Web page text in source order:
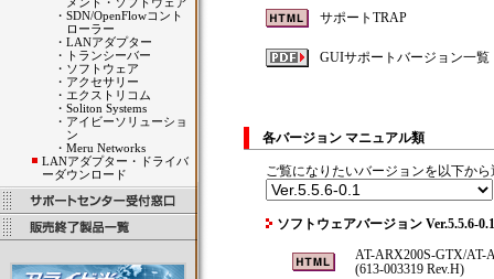
・ SDN/OpenFlowコント
ローラー
・ LANアダプター
・
トランシーバー
・ ソフトウェア
・ アクセサリー
・ エクストリコム
・ Soliton Systems
・ アイビーソリューショ
ン
・ Meru Networks
LANアダプター・ドライバ
ーダウンロード
サポートTRAP
GUIサポートバージョン一覧
各バージョン マニュアル類
ご覧になりたいバージョンを以下か
ソフトウェアバージョン Ver.5.5.6-
AT-ARX200S-GTX/AT-
(613-003319 Rev.H)